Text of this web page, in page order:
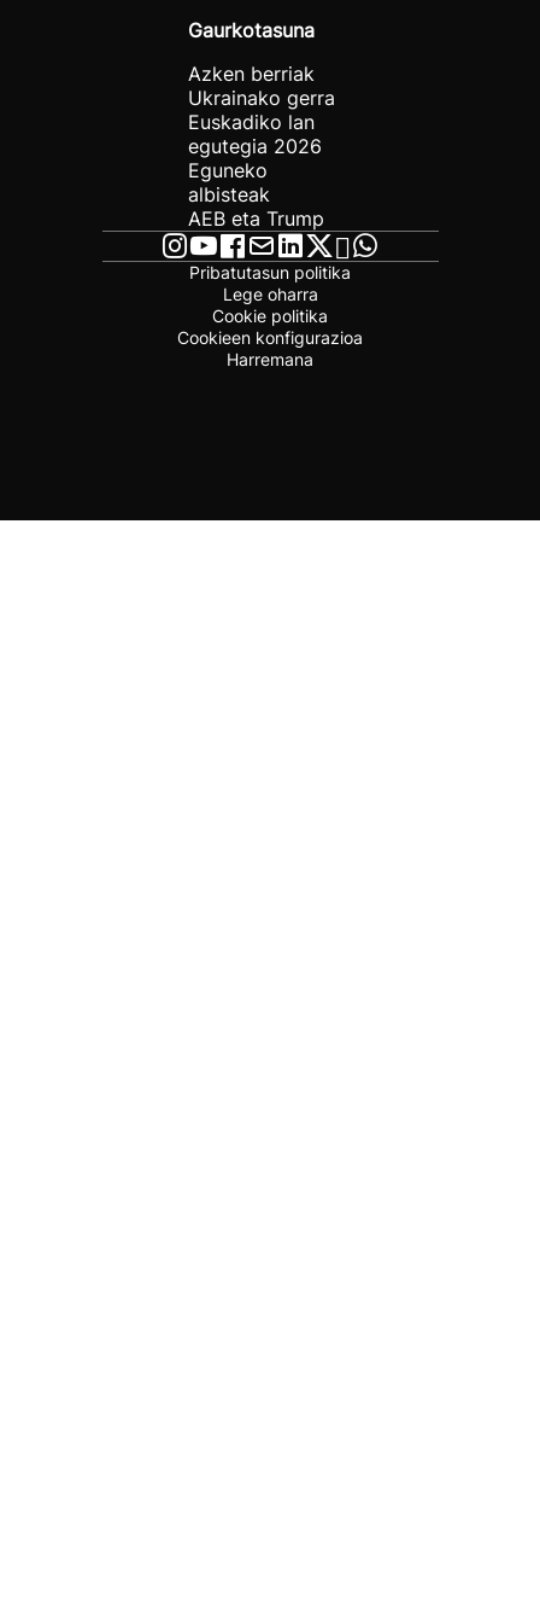
Gaurkotasuna
Azken berriak
Ukrainako gerra
Euskadiko lan
egutegia 2026
Eguneko
albisteak
AEB eta Trump
Pribatutasun politika
Lege oharra
Cookie politika
Cookieen konfigurazioa
Harremana